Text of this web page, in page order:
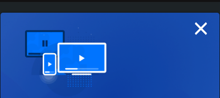
Disponível para iOS, Android, Apple TV, Android TV e
×